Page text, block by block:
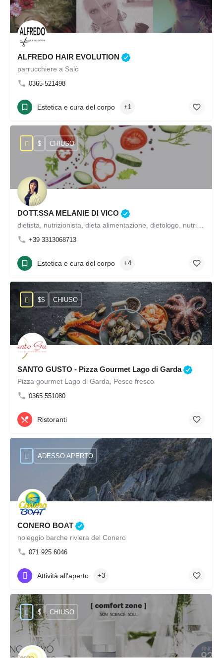
ALFREDO HAIR EVOLUTION
parrucchiere a Salò
0365 521498
Estetica e cura del corpo +1
DOTT.SSA MELANIE DI VICO
+39 3313068713
$ CHIUSO
Estetica e cura del corpo +4
SANTO GUSTO - Pizza Gourmet Lago di Garda
Pizza gourmet Lago di Garda, Pesce fresco
0365 551080
$$ CHIUSO
Ristoranti
CONERO BOAT
noleggio barche riviera del Conero
071 925 6046
ADESSO APERTO
Attività all'aperto +3
$ CHIUSO